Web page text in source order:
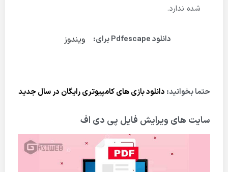
شده ندارد.
دانلود Pdfescape برای: ویندوز
حتما بخوانید: دانلودبازی های کامپیوتری رایگان در سال جدید
سایت های ویرایش فایل پی دی اف